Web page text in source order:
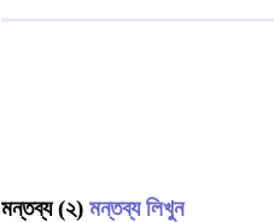
মন্তব্য (২) মন্তব্য লিখুন